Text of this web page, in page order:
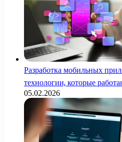
Разработка мобильных
технологии, которые
05.02.2026